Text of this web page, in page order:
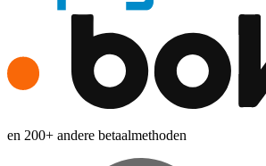
en 200+ andere betaalmethoden